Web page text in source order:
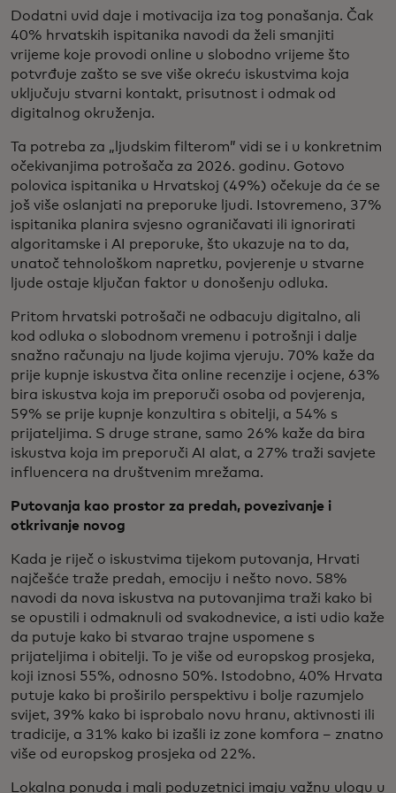
Dodatni uvid daje i motivacija iza tog ponašanja. Čak
40% hrvatskih ispitanika navodi da želi smanjiti
vrijeme koje provodi online u slobodno vrijeme što
potvrđuje zašto se sve više okreću iskustvima koja
uključuju stvarni kontakt, prisutnost i odmak od
digitalnog okruženja.
Ta potreba za „ljudskim filterom” vidi se i u konkretnim
očekivanjima potrošača za 2026. godinu. Gotovo
polovica ispitanika u Hrvatskoj (49%) očekuje da će se
još više oslanjati na preporuke ljudi. Istovremeno, 37%
ispitanika planira svjesno ograničavati ili ignorirati
algoritamske i AI preporuke, što ukazuje na to da,
unatoč tehnološkom napretku, povjerenje u stvarne
ljude ostaje ključan faktor u donošenju odluka.
Pritom hrvatski potrošači ne odbacuju digitalno, ali
kod odluka o slobodnom vremenu i potrošnji i dalje
snažno računaju na ljude kojima vjeruju. 70% kaže da
prije kupnje iskustva čita online recenzije i ocjene, 63%
bira iskustva koja im preporuči osoba od povjerenja,
59% se prije kupnje konzultira s obitelji, a 54% s
prijateljima. S druge strane, samo 26% kaže da bira
iskustva koja im preporuči AI alat, a 27% traži savjete
influencera na društvenim mrežama.
Putovanja kao prostor za predah, povezivanje i
otkrivanje novog
Kada je riječ o iskustvima tijekom putovanja, Hrvati
najčešće traže predah, emociju i nešto novo. 58%
navodi da nova iskustva na putovanjima traži kako bi
se opustili i odmaknuli od svakodnevice, a isti udio kaže
da putuje kako bi stvarao trajne uspomene s
prijateljima i obitelji. To je više od europskog prosjeka,
koji iznosi 55%, odnosno 50%. Istodobno, 40% Hrvata
putuje kako bi proširilo perspektivu i bolje razumjelo
svijet, 39% kako bi isprobalo novu hranu, aktivnosti ili
tradicije, a 31% kako bi izašli iz zone komfora – znatno
više od europskog prosjeka od 22%.
Lokalna ponuda i mali poduzetnici imaju važnu ulogu u